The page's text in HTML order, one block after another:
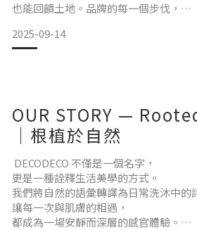
也能回饋土地。品牌的每一個步伐，
尋找更平衡的呼
吸。
作，
推動「皂出綠意」植樹計畫。每一筆滿
都化為一株年輕的樹苗，
在台灣山林間落地生根。我們將與協會
並以「感謝狀」
2025-09-14
OUR STORY —
｜根植於自然
DECODECO 不僅是一個名字，
更是一種詮釋生活美學的方式。
我們將自然的語彙轉譯為日常洗沐中的
讓每一次與肌膚的相遇，
都成為一場安靜而深層的感官體驗。